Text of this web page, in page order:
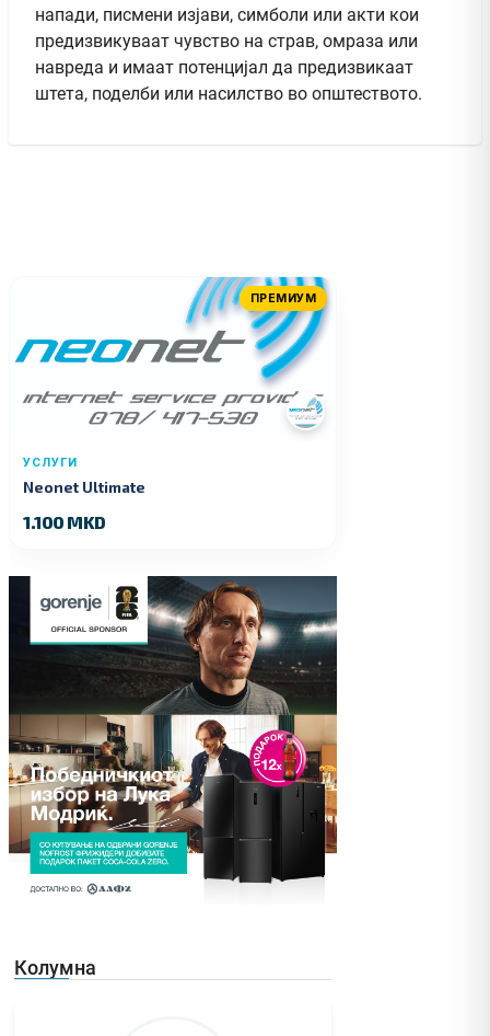
напади, писмени изјави, симболи или акти кои
предизвикуваат чувство на страв, омраза или
навреда и имаат потенцијал да предизвикаат
штета, поделби или насилство во општеството.
ПРЕМИУМ
УСЛУГИ
Neonet Ultimate
1.100 MKD
Колумна